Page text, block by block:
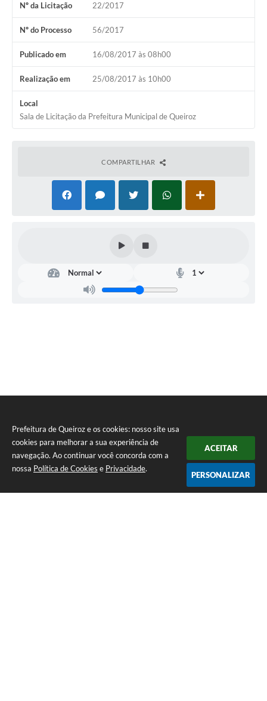
Prefeitura de Queiroz e os cookies: nosso site usa
cookies para melhorar a sua experiência de
navegação. Ao continuar você concorda com a
nossa Política de Cookies e Privacidade.
ACEITAR
PERSONALIZAR
Nº da Licitação 22/2017
Nº do Processo 56/2017
Publicado em 16/08/2017 às 08h00
Realização em 25/08/2017 às 10h00
Local
Sala de Licitação da Prefeitura Municipal de Queiroz
COMPARTILHAR